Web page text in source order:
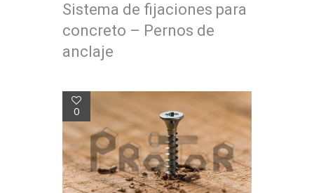
Sistema de fijaciones para
concreto – Pernos de
anclaje
0